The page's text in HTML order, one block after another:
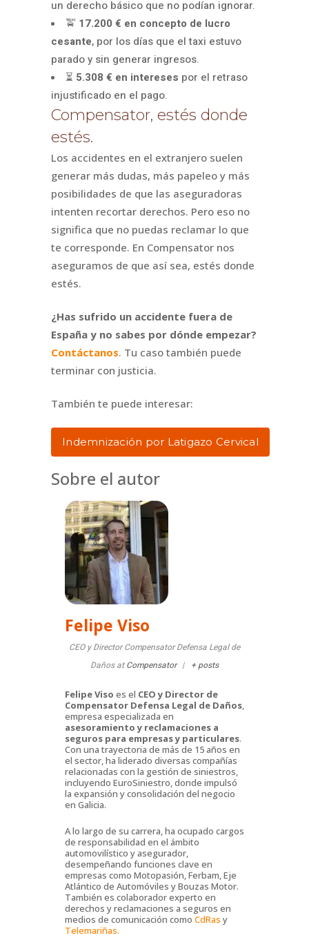
un derecho básico que no podían ignorar.
🚖 17.200 € en concepto de lucro
cesante, por los días que el taxi estuvo
parado y sin generar ingresos.
⏳ 5.308 € en intereses por el retraso
injustificado en el pago.
Compensator, estés donde
estés.
Los accidentes en el extranjero suelen
generar más dudas, más papeleo y más
posibilidades de que las aseguradoras
intenten recortar derechos. Pero eso no
significa que no puedas reclamar lo que
te corresponde. En Compensator nos
aseguramos de que así sea, estés donde
estés.
¿Has sufrido un accidente fuera de
España y no sabes por dónde empezar?
Contáctanos. Tu caso también puede
terminar con justicia.
También te puede interesar:
Indemnización por Latigazo Cervical
Sobre el autor
Felipe Viso
CEO y Director Compensator Defensa Legal de
Daños at Compensator | + posts
Felipe Viso es el CEO y Director de
Compensator Defensa Legal de Daños,
empresa especializada en
asesoramiento y reclamaciones a
seguros para empresas y particulares.
Con una trayectoria de más de 15 años en
el sector, ha liderado diversas compañías
relacionadas con la gestión de siniestros,
incluyendo EuroSiniestro, donde impulsó
la expansión y consolidación del negocio
en Galicia.
A lo largo de su carrera, ha ocupado cargos
de responsabilidad en el ámbito
automovilístico y asegurador,
desempeñando funciones clave en
empresas como Motopasión, Ferbam, Eje
Atlántico de Automóviles y Bouzas Motor.
También es colaborador experto en
derechos y reclamaciones a seguros en
medios de comunicación como CdRas y
Telemariñas.